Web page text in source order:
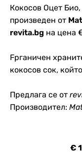
Кокосов Оцет
произведен от
revita.bg на цена
Fрганичен
кокосов сок,
Предлага се от
Производител:
€